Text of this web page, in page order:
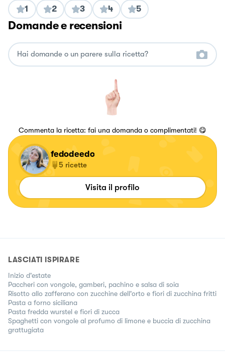
1 2 3 4 5
Domande e recensioni
Commenta la ricetta: fai una domanda o complimentati! 😋
fedodeedo
5 ricette
Visita il profilo
LASCIATI ISPIRARE
Inizio d'estate
Paccheri con vongole, gamberi, pachino e salsa di soia
Risotto allo zafferano con zucchine dell'orto e fiori di zucchina fritti
Pasta a forno siciliana
Pasta fredda wurstel e fiori di zucca
Spaghetti con vongole al profumo di limone e buccia di zucchina
grattugiata